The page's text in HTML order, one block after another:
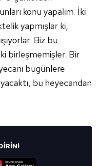
okumak ve sitemizde
çerezlerle ilgili bilgi
konu yapalım. İki
yapmışlar ki,
Biz bu
ki birleşmemişler. Bir
bugünlere
bu heyecandan